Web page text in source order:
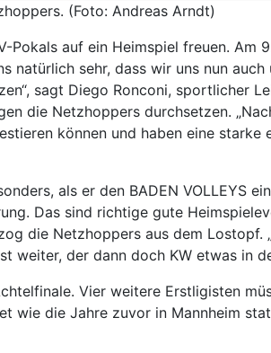
(Foto: Andreas Arndt)
Pokals auf ein Heimspiel freuen. Am
natürlich sehr, dass wir uns nun
sagt Diego Ronconi, sportlicher
die Netzhoppers durchsetzen.
können und haben eine starke
als er den BADEN VOLLEYS
Das sind richtige gute
die Netzhoppers aus dem Lostopf.
weiter, der dann doch KW etwas in
Vier weitere Erstligisten
wie die Jahre zuvor in Mannheim